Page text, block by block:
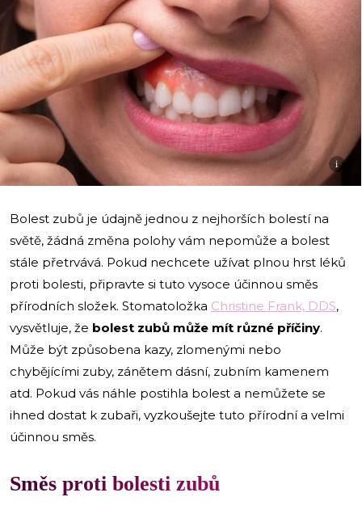
i
Bolest zubů je údajně jednou z nejhorších bolestí na
světě, žádná změna polohy vám nepomůže a bolest
stále přetrvává. Pokud nechcete užívat plnou hrst léků
proti bolesti, připravte si tuto vysoce účinnou směs
přírodních složek. Stomatoložka Christine Frank, DDS,
vysvětluje, že bolest zubů může mít různé příčiny.
Může být způsobena kazy, zlomenými nebo
chybějícími zuby, zánětem dásní, zubním kamenem
atd. Pokud vás náhle postihla bolest a nemůžete se
ihned dostat k zubaři, vyzkoušejte tuto přírodní a velmi
účinnou směs.
Směs proti bolesti zubů